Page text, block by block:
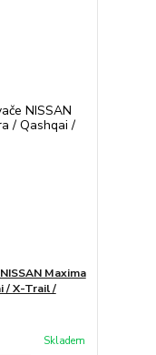
Maxima
/ X-Trail /
Skladem